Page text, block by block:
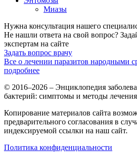
Миазы
Нужна консультация нашего
Не нашли ответа на свой вопрос?
экспертам на сайте
Задать вопрос врачу
Все о лечении паразитов народными
подробнее
© 2016–2026 – Энциклопедия
бактерий: симптомы и методы лечения
Копирование материалов сайта
предварительного согласования в
индексируемой ссылки на наш сайт.
Политика конфиденциальности